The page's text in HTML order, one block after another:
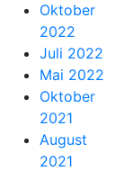
Oktober
2022
Juli 2022
Mai 2022
Oktober
2021
August
2021